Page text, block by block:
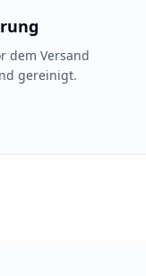
dem Versand
gereinigt.